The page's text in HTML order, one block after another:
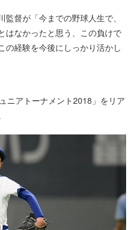
督が「今までの野球人生で、
はなかったと思う、この負けで
の経験を今後にしっかり活かし
ニアトーナメント2018」をリア